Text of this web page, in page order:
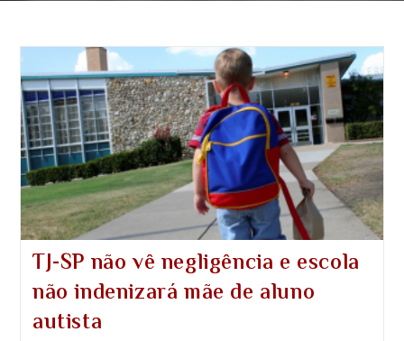
TJ-SP não vê negligência e escola
não indenizará mãe de aluno
autista